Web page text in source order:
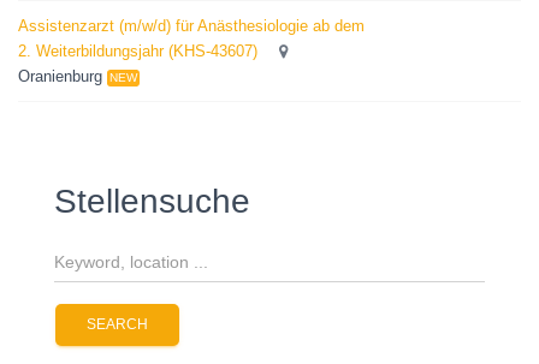
Assistenzarzt (m/w/d) für Anästhesiologie ab dem
2. Weiterbildungsjahr (KHS-43607)
Oranienburg NEW
Stellensuche